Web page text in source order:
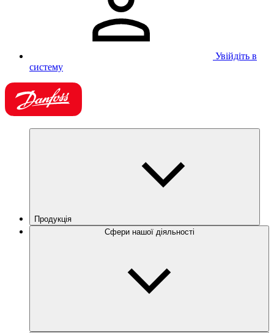
Увійдіть в
систему
Продукція
Сфери нашої діяльності